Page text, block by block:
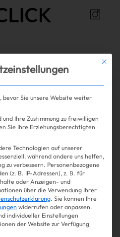
ThemaVampire
Mit
Sie unsere Website weiter
Ihre Zustimmung zu freiwilligen
Sie Ihre Erziehungsberechtigten
Technologien auf unserer
während andere uns helfen,
zu verbessern. Personenbezogene
(z. B. IP-Adressen), z. B. für
oder Anzeigen- und
über die Verwendung Ihrer
. Sie können Ihre
widerrufen oder anpassen.
individueller Einstellungen
der Website zur Verfügung